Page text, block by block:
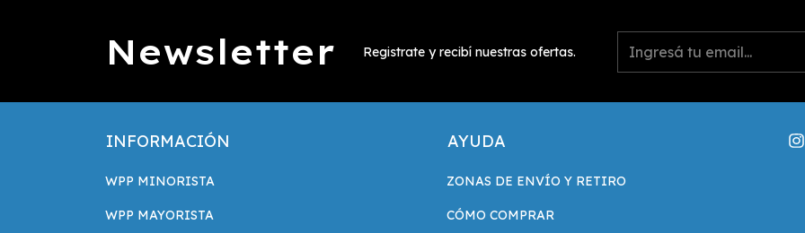
Newsletter Registrate y recibí nuestras ofertas.
INFORMACIÓN
WPP MINORISTA
WPP MAYORISTA
AYUDA
ZONAS DE ENVÍO Y RETIRO
CÓMO COMPRAR